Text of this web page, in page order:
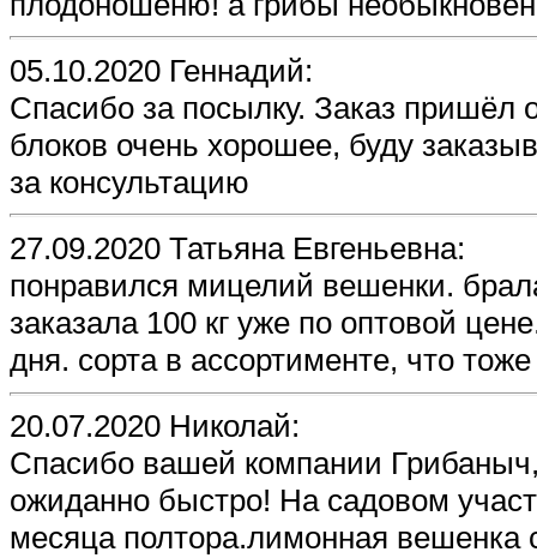
05.10.2020 Геннадий:
Спасибо за посылку. Заказ пришёл
блоков очень хорошее, буду
за консультацию
27.09.2020 Татьяна Евгеньевна:
понравился мицелий вешенки.
заказала 100 кг уже по оптовой
дня. сорта в ассортименте, что
20.07.2020 Николай:
Cпасибо вашей компании
ожиданно быстро! На садовом
месяца полтора.лимонная